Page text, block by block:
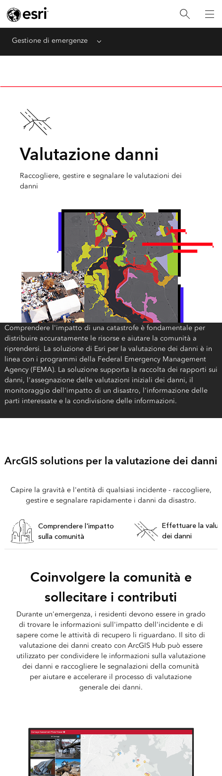
Gestione di emergenze Menu
Valutazione danni
Raccogliere, gestire e segnalare le valutazioni dei
danni
Comprendere l'impatto di una catastrofe è fondamentale per
distribuire accuratamente le risorse e aiutare la comunità a
riprendersi. La soluzione di Esri per la valutazione dei danni è in
linea con i programmi della Federal Emergency Management
Agency (FEMA). La soluzione supporta la raccolta dei rapporti sui
danni, l'assegnazione delle valutazioni iniziali dei danni, il
monitoraggio dell'impatto di un disastro, l'informazione delle
parti interessate e la condivisione delle informazioni.
ArcGIS solutions per la valutazione dei danni
Capire la gravità e l'entità di qualsiasi incidente - raccogliere,
gestire e segnalare rapidamente i danni da disastro.
Comprendere l'impatto
sulla comunità
Effettuare la
dei danni
Coinvolgere la comunità e
sollecitare i contributi
Durante un'emergenza, i residenti devono essere in grado
di trovare le informazioni sull'impatto dell'incidente e di
sapere come le attività di recupero li riguardano. Il sito di
valutazione dei danni creato con ArcGIS Hub può essere
utilizzato per condividere le informazioni sulla valutazione
dei danni e raccogliere le segnalazioni della comunità
per aiutare e accelerare il processo di valutazione
generale dei danni.